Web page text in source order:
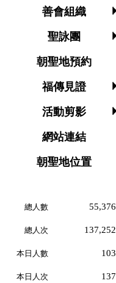
善會組織
聖詠團
朝聖地預約
福傳見證
活動剪影
網站連結
朝聖地位置
總人數 55,376
總人次 137,252
本日人數 103
本日人次 137